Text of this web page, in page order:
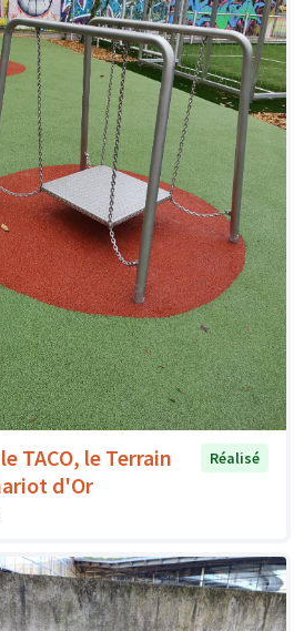
TACO, le Terrain
d'Or
Réalisé